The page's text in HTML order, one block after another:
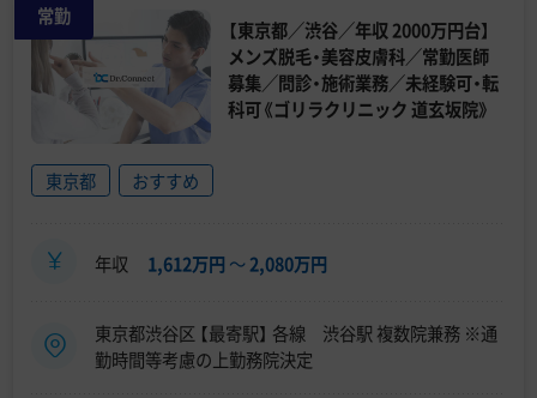
常勤
【東京都／渋谷／年収 2000万円台】
メンズ脱毛・美容皮膚科／常勤医師
募集／問診・施術業務／未経験可・転
科可《ゴリラクリニック 道玄坂院》
東京都 おすすめ
年収 1,612万円 〜2,080万円
東京都渋谷区 【最寄駅】 各線 渋谷駅 複数院兼務 ※通
勤時間等考慮の上勤務院決定